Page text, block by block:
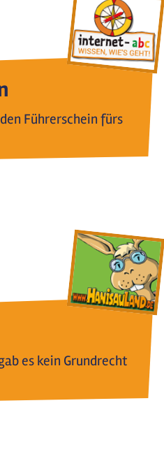
Führerschein fürs
es kein Grundrecht